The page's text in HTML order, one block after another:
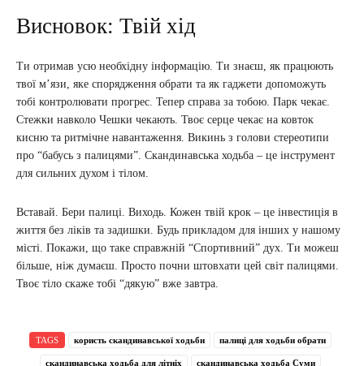
Висновок: Твій хід
Ти отримав усю необхідну інформацію. Ти знаєш, як працюють
твої м’язи, яке спорядження обрати та як гаджети допоможуть
тобі контролювати прогрес. Тепер справа за тобою. Парк чекає.
Стежки навколо Чешки чекають. Твоє серце чекає на ковток
кисню та ритмічне навантаження. Викинь з голови стереотипи
про “бабусь з палицями”. Скандинавська ходьба – це інструмент
для сильних духом і тілом.
Вставай. Бери палиці. Виходь. Кожен твій крок – це інвестиція в
життя без ліків та задишки. Будь прикладом для інших у нашому
місті. Покажи, що таке справжній “Спортивний” дух. Ти можеш
більше, ніж думаєш. Просто почни штовхати цей світ палицями.
Твоє тіло скаже тобі “дякую” вже завтра.
TAGS користь скандинавської ходьби палиці для ходьби обрати
скандинавська ходьба для літніх скандинавська ходьба Суми